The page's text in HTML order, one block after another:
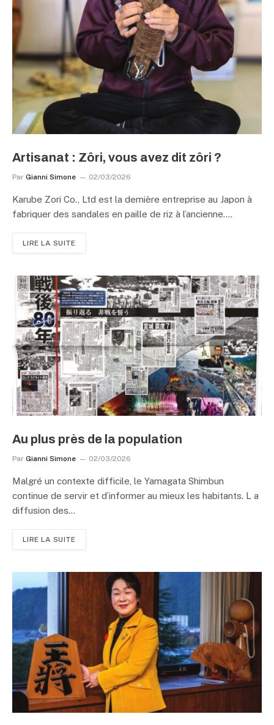
Artisanat : Zôri, vous avez dit zôri ?
Par Gianni Simone 02/03/2026
Karube Zori Co., Ltd est la dernière entreprise au Japon à
fabriquer des sandales en paille de riz à l’ancienne.…
LIRE LA SUITE
Au plus près de la population
Par Gianni Simone 02/03/2026
Malgré un contexte difficile, le Yamagata Shimbun
continue de servir et d’informer au mieux les habitants. L a
diffusion des…
LIRE LA SUITE